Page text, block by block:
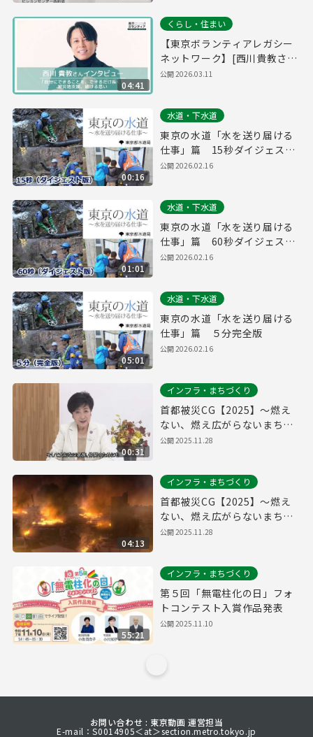
04:41
くらし・住まい
【東京ボランティアレガシー
ネットワーク】[西川貴教さ
ん]「自分にできることを、で
公開2026.03.11
00:16
水道・下水道
東京の水道「水を送り届ける
仕事」篇 15秒ダイジェスト
版
公開2026.02.16
01:01
水道・下水道
東京の水道「水を送り届ける
仕事」篇 60秒ダイジェスト
版
公開2026.02.16
05:01
水道・下水道
東京の水道「水を送り届ける
仕事」篇 ５分完全版
公開2026.02.16
00:31
インフラ・まちづくり
首都被災CG【2025】～燃え
ない、燃え広がらないまちへ
～
公開2025.11.28
04:13
インフラ・まちづくり
首都被災CG【2025】～燃え
ない、燃え広がらないまちへ
～
公開2025.11.28
55:21
インフラ・まちづくり
第５回「無電柱化の日」フォ
トコンテスト入賞作品発表
公開2025.11.10
お問い合わせ : 東京動画 運営担当
E-mail：S0014905＜at＞section.metro.tokyo.jp